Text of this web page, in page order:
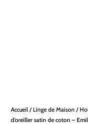
Accueil / Linge de Maison /
d’oreiller satin de coton –